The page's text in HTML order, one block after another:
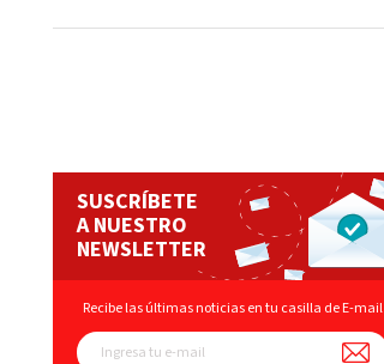
SUSCRÍBETE
A NUESTRO
NEWSLETTER
Recibe las últimas noticias en tu casilla de E-mail